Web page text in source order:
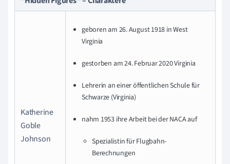
Katherine
Goble
Johnson
geboren am 26. August 1918 in West
Virginia
gestorben am 24. Februar 2020 Virginia
Lehrerin an einer öffentlichen Schule für
Schwarze (Virginia)
nahm 1953 ihre Arbeit bei der NACA auf
Spezialistin für Flugbahn-
Berechnungen